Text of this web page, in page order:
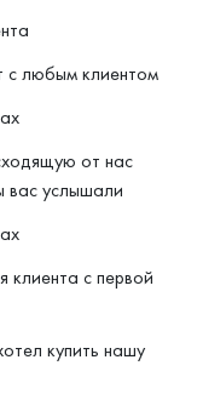
с любым клиентом
от нас
вас услышали
клиента с первой
купить нашу